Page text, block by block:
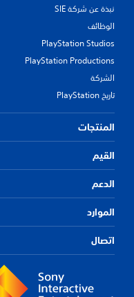
نبذة عن شركة SIE
الوظائف
PlayStation Studios
PlayStation Productions
الشركة
تاريخ PlayStation
المنتجات
القيم
الدعم
الموارد
اتصال